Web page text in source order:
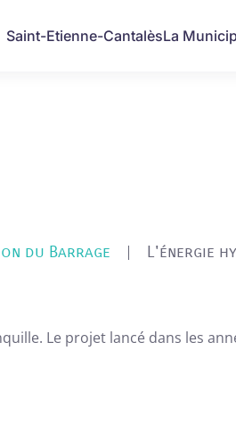
Saint-Etienne-CantalèsLa
du Barrage L'énergie
Le projet lancé dans les